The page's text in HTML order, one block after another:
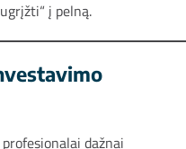
į pelną.
dažnai